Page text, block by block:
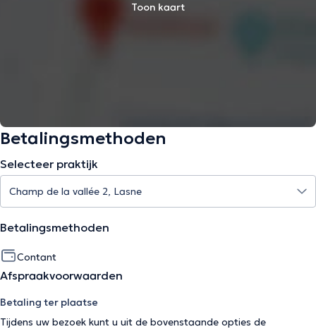
Toon kaart
Betalingsmethoden
Selecteer praktijk
Betalingsmethoden
Contant
Afspraakvoorwaarden
Betaling ter plaatse
Tijdens uw bezoek kunt u uit de bovenstaande opties de